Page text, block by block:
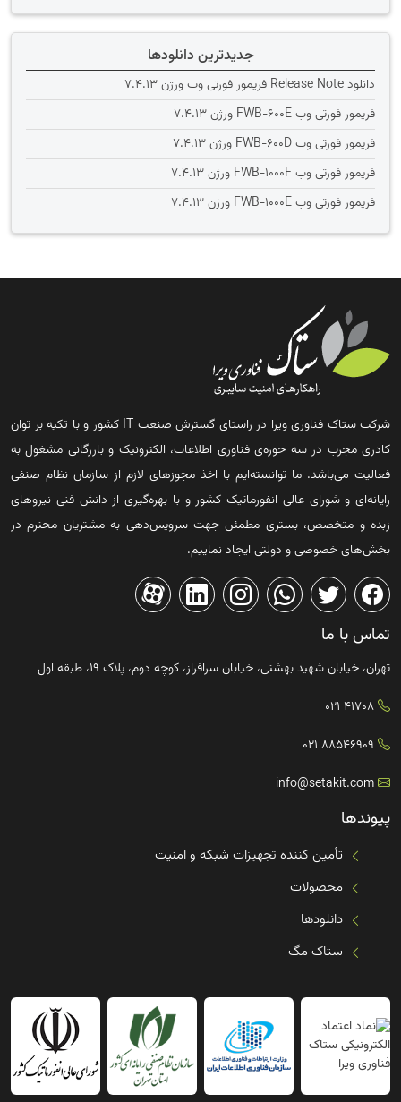
جدیدترین دانلودها
دانلود Release Note فریمور فورتی وب ورژن 7.4.13
فریمور فورتی وب FWB-600E ورژن 7.4.13
فریمور فورتی وب FWB-600D ورژن 7.4.13
فریمور فورتی وب FWB-1000F ورژن 7.4.13
فریمور فورتی وب FWB-1000E ورژن 7.4.13
شرکت ستاک فناوری ویرا در راستای گسترش صنعت IT کشور و با تکیه بر توان
کادری مجرب در سه حوزه‌ی فناوری اطلاعات، الکترونیک و بازرگانی مشغول به
فعالیت می‌باشد. ما توانسته‌ایم با اخذ مجوزهای لازم از سازمان نظام صنفی
رایانه‌ای و شورای عالی انفورماتیک کشور و با بهره‌گیری از دانش فنی نیروهای
زبده و متخصص، بستری مطمئن جهت سرویس‌دهی به مشتریان محترم در
بخش‌های خصوصی و دولتی ایجاد نماییم.
تماس با ما
تهران، خیابان شهید بهشتی، خیابان سرافراز، کوچه دوم، پلاک ۱۹، طبقه اول
41708 021
88546909 021
info@setakit.com
پیوندها
تأمین کننده تجهیزات شبکه و امنیت
محصولات
دانلودها
ستاک مگ